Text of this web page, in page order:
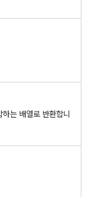
는 배열로 반환합니